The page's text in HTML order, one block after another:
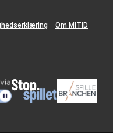
Om MITID